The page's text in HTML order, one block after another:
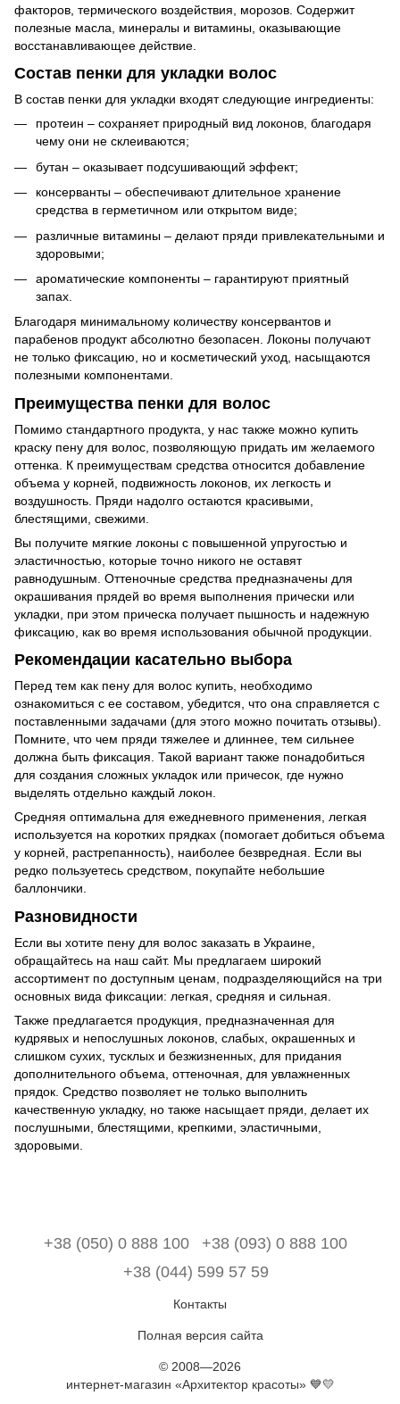
факторов, термического воздействия, морозов. Содержит
полезные масла, минералы и витамины, оказывающие
восстанавливающее действие.
Состав пенки для укладки волос
В состав пенки для укладки входят следующие ингредиенты:
протеин – сохраняет природный вид локонов, благодаря
чему они не склеиваются;
бутан – оказывает подсушивающий эффект;
консерванты – обеспечивают длительное хранение
средства в герметичном или открытом виде;
различные витамины – делают пряди привлекательными и
здоровыми;
ароматические компоненты – гарантируют приятный
запах.
Благодаря минимальному количеству консервантов и
парабенов продукт абсолютно безопасен. Локоны получают
не только фиксацию, но и косметический уход, насыщаются
полезными компонентами.
Преимущества пенки для волос
Помимо стандартного продукта, у нас также можно купить
краску пену для волос, позволяющую придать им желаемого
оттенка. К преимуществам средства относится добавление
объема у корней, подвижность локонов, их легкость и
воздушность. Пряди надолго остаются красивыми,
блестящими, свежими.
Вы получите мягкие локоны с повышенной упругостью и
эластичностью, которые точно никого не оставят
равнодушным. Оттеночные средства предназначены для
окрашивания прядей во время выполнения прически или
укладки, при этом прическа получает пышность и надежную
фиксацию, как во время использования обычной продукции.
Рекомендации касательно выбора
Перед тем как пену для волос купить, необходимо
ознакомиться с ее составом, убедится, что она справляется с
поставленными задачами (для этого можно почитать отзывы).
Помните, что чем пряди тяжелее и длиннее, тем сильнее
должна быть фиксация. Такой вариант также понадобиться
для создания сложных укладок или причесок, где нужно
выделять отдельно каждый локон.
Средняя оптимальна для ежедневного применения, легкая
используется на коротких прядках (помогает добиться объема
у корней, растрепанность), наиболее безвредная. Если вы
редко пользуетесь средством, покупайте небольшие
баллончики.
Разновидности
Если вы хотите пену для волос заказать в Украине,
обращайтесь на наш сайт. Мы предлагаем широкий
ассортимент по доступным ценам, подразделяющийся на три
основных вида фиксации: легкая, средняя и сильная.
Также предлагается продукция, предназначенная для
кудрявых и непослушных локонов, слабых, окрашенных и
слишком сухих, тусклых и безжизненных, для придания
дополнительного объема, оттеночная, для увлажненных
прядок. Средство позволяет не только выполнить
качественную укладку, но также насыщает пряди, делает их
послушными, блестящими, крепкими, эластичными,
здоровыми.
+38 (050) 0 888 100
+38 (093) 0 888 100
+38 (044) 599 57 59
Контакты
Полная версия сайта
© 2008—2026
интернет-магазин «Архитектор красоты» 💙💛